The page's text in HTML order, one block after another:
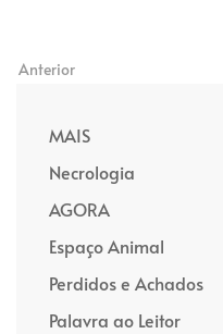
Anterior
MAIS
Necrologia
AGORA
Espaço Animal
Perdidos e Achados
Palavra ao Leitor